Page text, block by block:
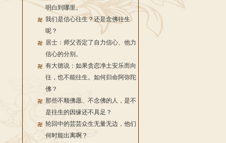
明白到哪里。
我们是信心往生？还是念佛往生
呢？
居士：师父否定了自力信心、他力
信心的分别。
有大德说：如果贪恋净土安乐而向
往，也不能往生。如何归命阿弥陀
佛？
那些不顺佛愿、不念佛的人，是不
是往生的因缘还不具足？
轮回中的芸芸众生无量无边，他们
何时能出离啊？